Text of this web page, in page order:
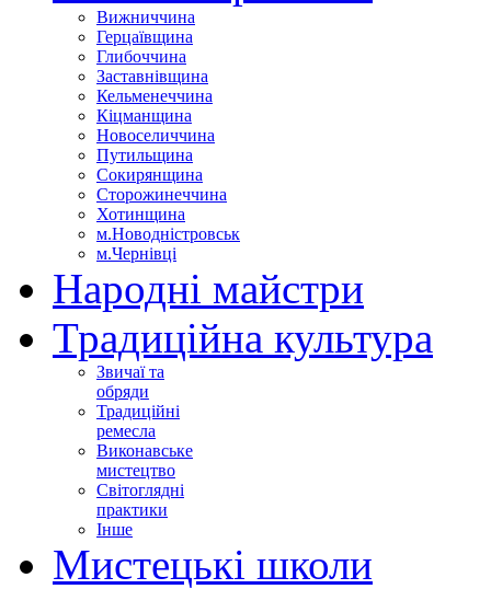
Вижниччина
Герцаївщина
Глибоччина
Заставнівщина
Кельменеччина
Кіцманщина
Новоселиччина
Путильщина
Сокирянщина
Сторожинеччина
Хотинщина
м.Новодністровськ
м.Чернівці
Народні майстри
Традиційна культура
Звичаї та
обряди
Традиційні
ремесла
Виконавське
мистецтво
Світоглядні
практики
Інше
Мистецькі школи